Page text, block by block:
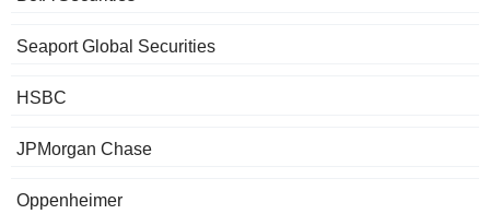
Seaport Global Securities
HSBC
JPMorgan Chase
Oppenheimer